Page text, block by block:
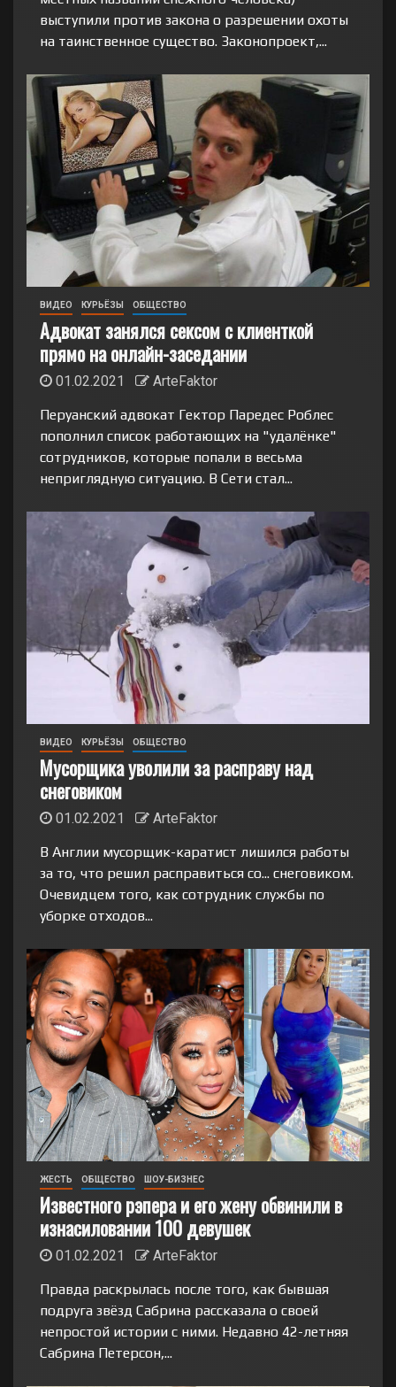
выступили против закона о разрешении охоты
на таинственное существо. Законопроект,...
ВИДЕО КУРЬЁЗЫ ОБЩЕСТВО
Адвокат занялся сексом с клиенткой
прямо на онлайн-заседании
01.02.2021
ArteFaktor
Перуанский адвокат Гектор Паредес Роблес
пополнил список работающих на "удалёнке"
сотрудников, которые попали в весьма
неприглядную ситуацию. В Сети стал...
ВИДЕО КУРЬЁЗЫ ОБЩЕСТВО
Мусорщика уволили за расправу над
снеговиком
01.02.2021
ArteFaktor
В Англии мусорщик-каратист лишился работы
за то, что решил расправиться со... снеговиком.
Очевидцем того, как сотрудник службы по
уборке отходов...
ЖЕСТЬ ОБЩЕСТВО ШОУ-БИЗНЕС
Известного рэпера и его жену обвинили в
изнасиловании 100 девушек
01.02.2021
ArteFaktor
Правда раскрылась после того, как бывшая
подруга звёзд Сабрина рассказала о своей
непростой истории с ними. Недавно 42-летняя
Сабрина Петерсон,...